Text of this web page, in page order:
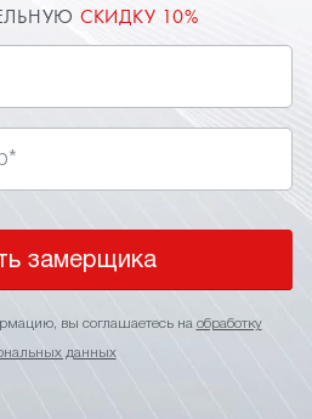
СКИДКУ 10%
замерщика
вы соглашаетесь на обработку
данных